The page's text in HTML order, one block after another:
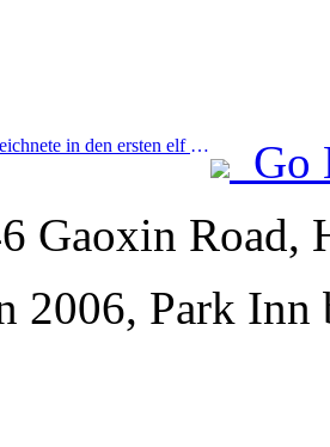
Prev:Shanghai verzeichnete in den ersten elf Monaten des Jahres 8,282 Millionen ankommende Touristen und übertraf damit die anfänglichen Erwartungen.
Go
Gaoxin Road,
2006, Park